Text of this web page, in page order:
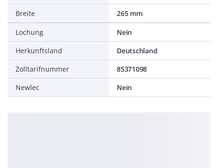
Breite
265 mm
Lochung
Nein
Herkunftsland
Deutschland
Zolltarifnummer
85371098
Newlec
Nein